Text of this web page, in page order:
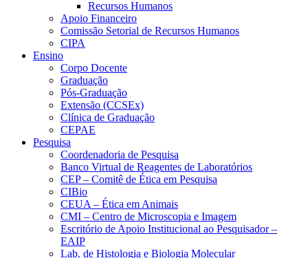
Recursos Humanos
Apoio Financeiro
Comissão Setorial de Recursos Humanos
CIPA
Ensino
Corpo Docente
Graduação
Pós-Graduação
Extensão (CCSEx)
Clínica de Graduação
CEPAE
Pesquisa
Coordenadoria de Pesquisa
Banco Virtual de Reagentes de Laboratórios
CEP – Comitê de Ética em Pesquisa
CIBio
CEUA – Ética em Animais
CMI – Centro de Microscopia e Imagem
Escritório de Apoio Institucional ao Pesquisador –
EAIP
Lab. de Histologia e Biologia Molecular